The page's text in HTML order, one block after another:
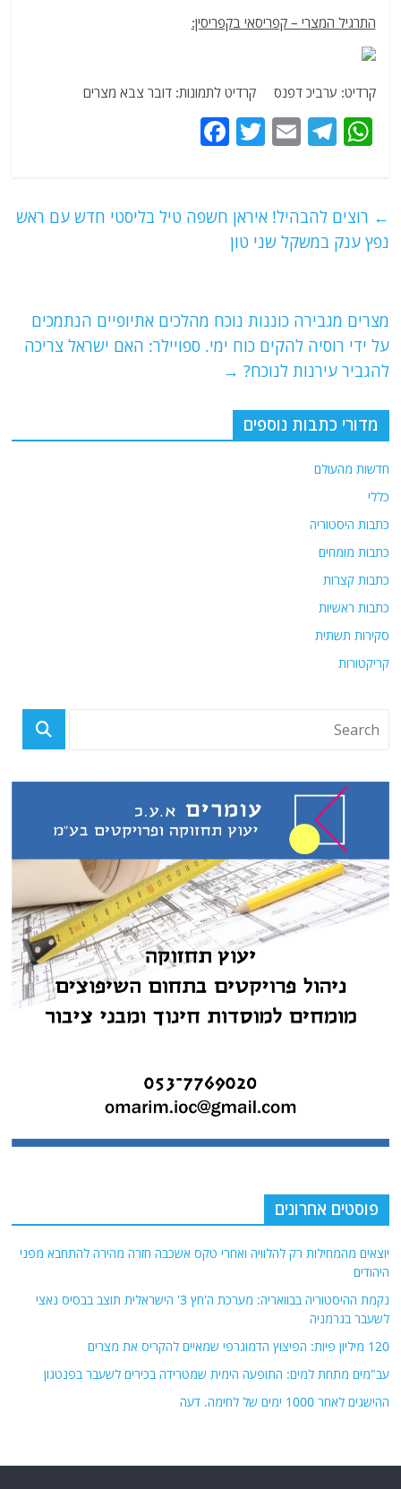
התרגיל המצרי – קפריסאי בקפריסין:
קרדיט: ערביכ דפנס קרדיט לתמונות: דובר צבא מצרים
W
s
A
T
g
ra
E
l
T
er
e
k
← רוצים להבהיל! איראן חשפה טיל בליסטי חדש עם ראש
נפץ ענק במשקל שני טון
מצרים מגבירה כוננות נוכח מהלכים אתיופיים הנתמכים
על ידי רוסיה להקים כוח ימי. ספויילר: האם ישראל צריכה
להגביר עירנות לנוכח? →
מדורי כתבות נוספים
חדשות מהעולם
כללי
כתבות היסטוריה
כתבות מומחים
כתבות קצרות
כתבות ראשיות
סקירות תשתית
קריקטורות
פוסטים אחרונים
יוצאים מהמחילות רק להלוויה ואחרי טקס אשכבה חזרה מהירה להתחבא מפני
היהודים
נקמת ההיסטוריה בבוואריה: מערכת ה'חץ 3' הישראלית תוצב בבסיס נאצי
לשעבר בגרמניה
120 מיליון פיות: הפיצוץ הדמוגרפי שמאיים להקריס את מצרים
עב"מים מתחת למים: התופעה הימית שמטרידה בכירים לשעבר בפנטגון
ההישגים לאחר 1000 ימים של לחימה. דעה